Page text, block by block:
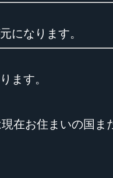
になります。
ます。
在お住まいの国